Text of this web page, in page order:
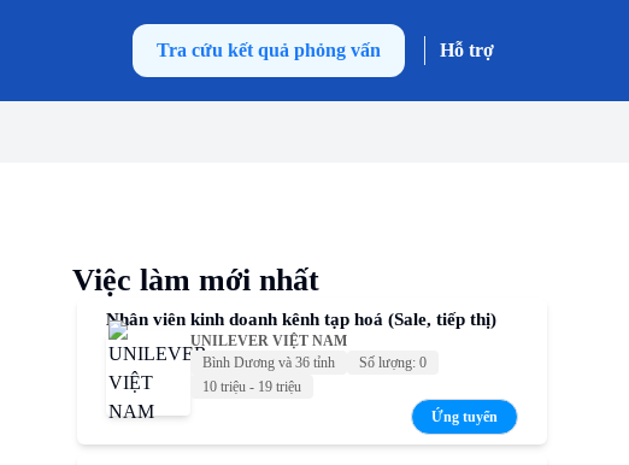
Tra cứu kết quả phỏng vấn Hỗ trợ
Việc làm mới nhất
Nhân viên kinh doanh kênh tạp hoá (Sale, tiếp thị)
UNILEVER VIỆT NAM
Bình Dương và 36 tỉnh
Số lượng: 0
10 triệu - 19 triệu
Ứng tuyển